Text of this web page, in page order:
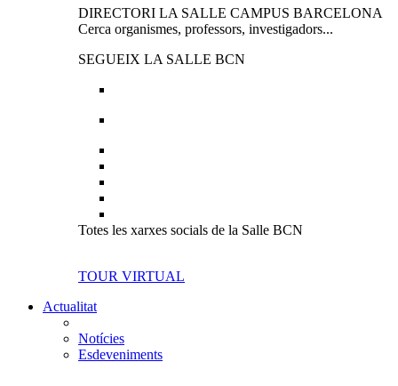
DIRECTORI LA SALLE CAMPUS BARCELONA
Cerca organismes, professors, investigadors...
SEGUEIX LA SALLE BCN
Totes les xarxes socials de la Salle BCN
TOUR VIRTUAL
Actualitat
Notícies
Esdeveniments